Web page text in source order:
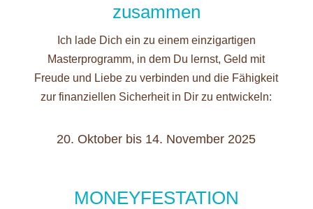
zusammen
Ich lade Dich ein zu einem einzigartigen
Masterprogramm, in dem Du lernst, Geld mit
Freude und Liebe zu verbinden und die Fähigkeit
zur finanziellen Sicherheit in Dir zu entwickeln:
20. Oktober bis 14. November 2025
MONEYFESTATION